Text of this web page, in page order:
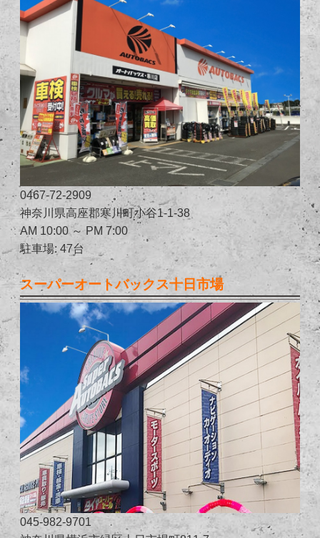
0467-72-2909
神奈川県高座郡寒川町小谷1-1-38
AM 10:00 ～ PM 7:00
駐車場: 47台
スーパーオートバックス十日市場
045-982-9701